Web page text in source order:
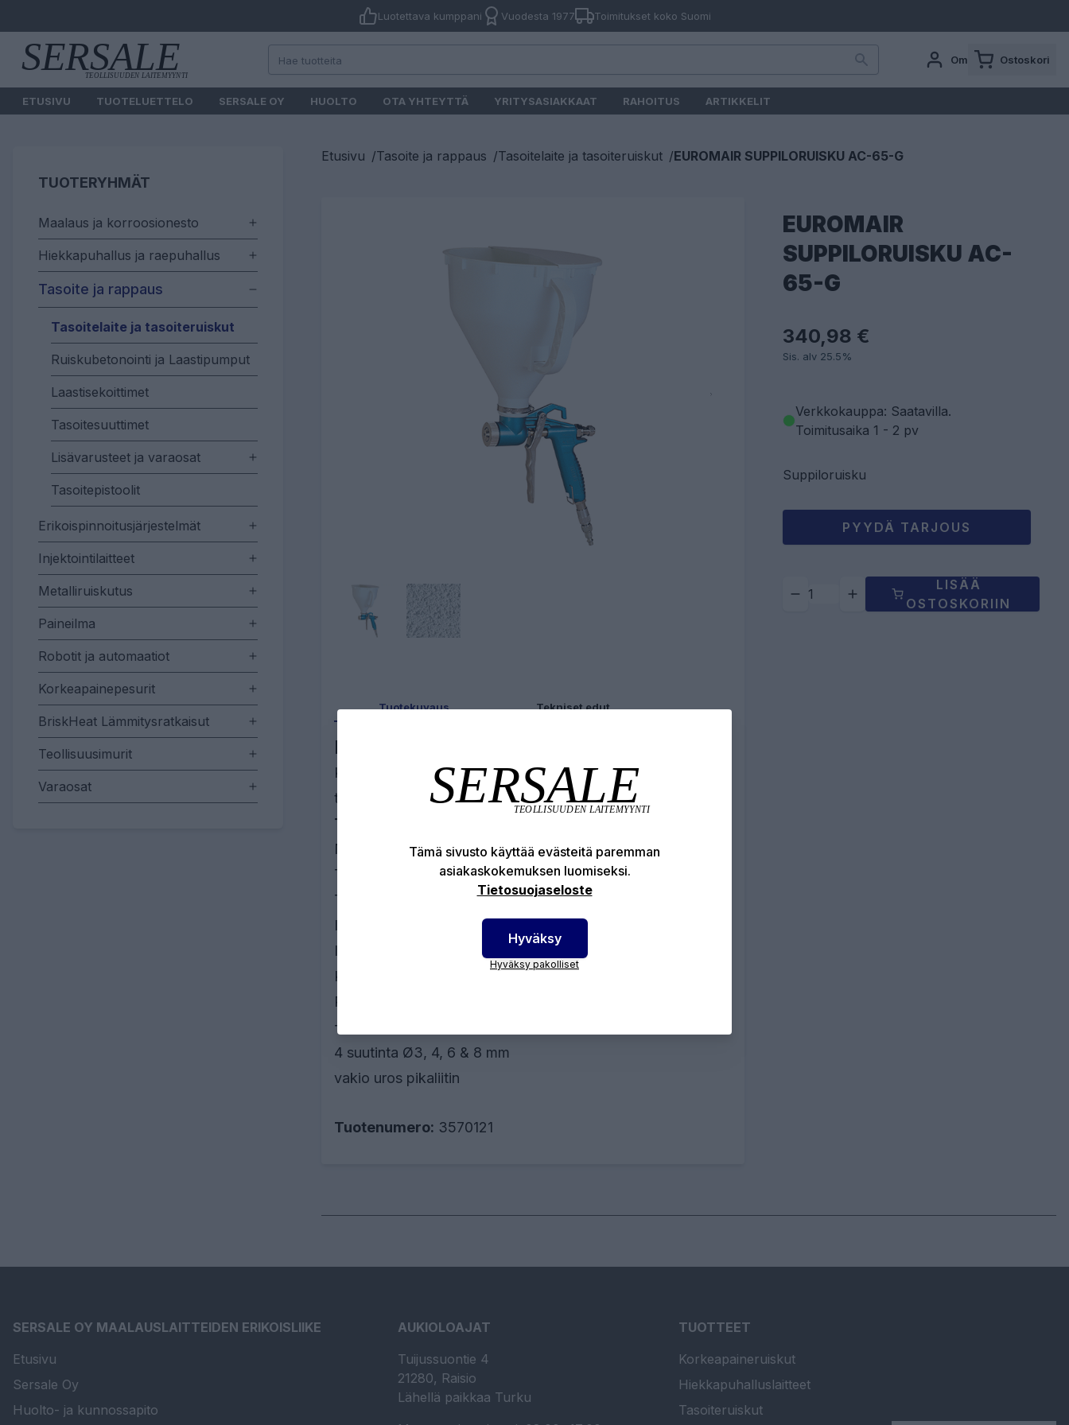
Luotettava kumppani Vuodesta 1977 Toimitukset koko Suomi
Oma tili Ostoskori
ETUSIVU TUOTELUETTELO SERSALE OY HUOLTO OTA YHTEYTTÄ YRITYSASIAKKAAT RAHOITUS ARTIKKELIT
TUOTERYHMÄT
Maalaus ja korroosionesto
Hiekkapuhallus ja raepuhallus
Tasoite ja rappaus
Tasoitelaite ja tasoiteruiskut
Ruiskubetonointi ja Laastipumput
Laastisekoittimet
Tasoitesuuttimet
Lisävarusteet ja varaosat
Tasoitepistoolit
Erikoispinnoitusjärjestelmät
Injektointilaitteet
Metalliruiskutus
Paineilma
Robotit ja automaatiot
Korkeapainepesurit
BriskHeat Lämmitysratkaisut
Teollisuusimurit
Varaosat
Etusivu /Tasoite ja rappaus /Tasoitelaite ja tasoiteruiskut /EUROMAIR SUPPILORUISKU AC-65-G
Tuotekuvaus Tekniset edut
Euromair Suppiloruisku
Kevyt ja helppokäyttöinen suppiloruisku laasti- ja
tasoitustöihin.
TEKNISET OMINAISUUDET
Nailon yläosa 5 L
Tarkkuusosat messinkiä
Tuotteen virtauksen säätö kyllä
Ilmanpaineen säätö kyllä
Ilmankulutus 4 bar:ssa 200 L/min
Käyttöpaine 2 - 5 bar
Paino 1 kg
Toimitusvarustus:
4 suutinta Ø3, 4, 6 & 8 mm
vakio uros pikaliitin
Tuotenumero: 3570121
EUROMAIR
SUPPILORUISKU AC-
65-G
340,98 €
Sis. alv 25.5%
Verkkokauppa: Saatavilla.
Toimitusaika 1 - 2 pv
Suppiloruisku
PYYDÄ TARJOUS
LISÄÄ
OSTOSKORIIN
SERSALE OY MAALAUSLAITTEIDEN ERIKOISLIIKE
Etusivu
Sersale Oy
Huolto- ja kunnossapito
AUKIOLOAJAT
Tuijussuontie 4
21280, Raisio
Lähellä paikkaa Turku
TUOTTEET
Korkeapaineruiskut
Hiekkapuhalluslaitteet
Tasoiteruiskut
Tämä sivusto käyttää evästeitä paremman
asiakaskokemuksen luomiseksi.
Tietosuojaseloste
Hyväksy
Hyväksy pakolliset